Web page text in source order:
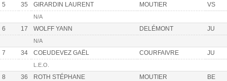
5 35 GIRARDIN LAURENT MOUTIER VS
N/A
6 17 WOLFF YANN DELÉMONT JU
N/A
7 34 COEUDEVEZ GAËL COURFAIVRE JU
L.E.O.
8 36 ROTH STÉPHANE MOUTIER BE